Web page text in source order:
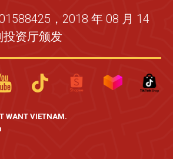
，2018 年 08 月 14
投资厅颁发
WANT VIETNAM.